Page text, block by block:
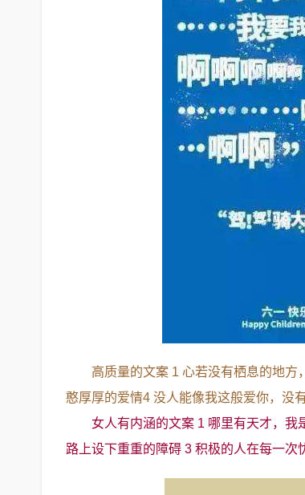
高质量的文案 1 心若没有栖息的地
憨厚厚的爱情4 没人能像我这般爱你，没
女人有内涵的文案 1 哪里有天才，
路上设下重重的障碍 3 积极的人在每一次